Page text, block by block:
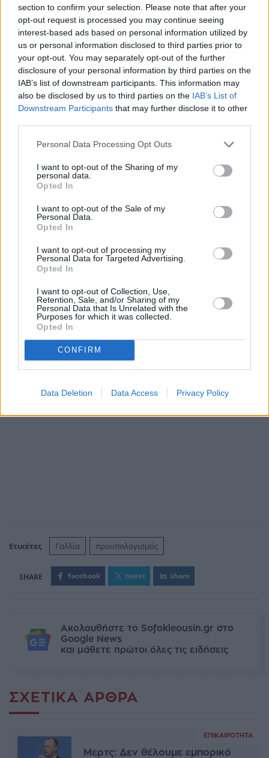
section to confirm your selection. Please note that after your
opt-out request is processed you may continue seeing
interest-based ads based on personal information utilized by
us or personal information disclosed to third parties prior to
your opt-out. You may separately opt-out of the further
disclosure of your personal information by third parties on the
IAB’s list of downstream participants. This information may
also be disclosed by us to third parties on the IAB’s List of
Downstream Participants that may further disclose it to other
Personal Data Processing Opt Outs
I want to opt-out of the Sharing of my
personal data.
Opted In
I want to opt-out of the Sale of my
Personal Data.
Opted In
I want to opt-out of processing my
Personal Data for Targeted Advertising.
Opted In
I want to opt-out of Collection, Use,
Retention, Sale, and/or Sharing of my
Personal Data that Is Unrelated with the
Purposes for which it was collected.
Opted In
CONFIRM
Data Deletion Data Access Privacy Policy
Κεντρικός στόχος της κυβέρνησης παραμένει η
δημοσιονομική πειθαρχία, με επιδίωξη τη μείωση
του ελλείμματος κάτω από το 5% του ΑΕΠ, έναντι του
5,4% που καταγράφηκε πέρυσι. Ωστόσο, τα
περιθώρια διαπραγμάτευσης είναι εξαιρετικά
περιορισμένα στην παρούσα κατακερματισμένη
Εθνοσυνέλευση. Πρόκειται για ένα πολιτικό
ήδη οδηγήσει στην πτώση τριών κυβερνήσεων από
τη στιγμή που ο πρόεδρος Εμανουέλ Μακρόν
προχώρησε στη διάλυση της Βουλής.
Ετικέτες Γαλλία προϋπολογισμός
facebook tweet share
Ακολουθήστε το Sofokleousin.gr στο
Google News
και μάθετε πρώτοι όλες τις ειδήσεις
ΣΧΕΤΙΚΆ ΆΡΘΡΑ
ΕΠΙΚΑΙΡΌΤΗΤΑ
Μερτς: Δεν θέλουμε εμπορικό